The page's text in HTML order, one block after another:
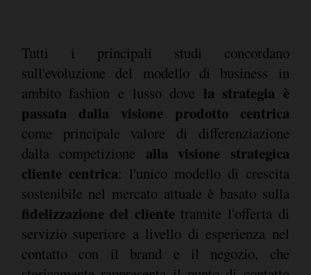
Tutti i principali studi concordano
sull'evoluzione del modello di business in
ambito fashion e lusso dove la strategia è
passata dalla visione prodotto centrica
come principale valore di differenziazione
dalla competizione alla visione strategica
cliente centrica: l'unico modello di crescita
sostenibile nel mercato attuale è basato sulla
fidelizzazione del cliente tramite l'offerta di
servizio superiore a livello di esperienza nel
contatto con il brand e il negozio, che